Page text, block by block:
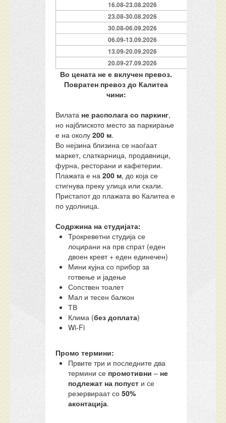
16.08-23.08.2026
23.08-30.08.2026
30.08-06.09.2026
06.09-13.09.2026
13.09-20.09.2026
20.09-27.09.2026
Во цената не е вклучен превоз.
Повратен превоз до Калитеа
чини:
Вилата не располага со паркинг,
но најблиското место за паркирање
е на околу200 м.
Во нејзина близина се наоѓаат
маркет, слаткарница, продавници,
фурна, ресторани и кафетерии.
Плажата е на200 м, до која се
стигнува преку улица или скали.
Пристапот до плажата во Калитеа е
по удолница.
Содржина на студијата:
Трокреветни студија се
лоцирани на прв спрат (еден
двоен кревт + еден единечен)
Мини кујна со прибор за
готвење и јадење
Сопствен тоалет
Мал и тесен балкон
ТВ
Клима (без доплата)
Wi-Fi
Промо термини:
Првите три и последните два
термини се промотивни – не
подлежат на попуст и се
резервираат со50%
аконтација.